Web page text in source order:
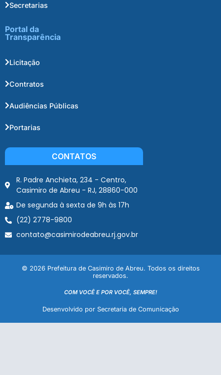
Secretarias
Portal da
Transparência
Licitação
Contratos
Audiências Públicas
Portarias
CONTATOS
R. Padre Anchieta, 234 - Centro,
Casimiro de Abreu - RJ, 28860-000
De segunda à sexta de 9h às 17h
(22) 2778-9800
contato@casimirodeabreu.rj.gov.br
© 2026 Prefeitura de Casimiro de Abreu. Todos os direitos
reservados.
COM VOCÊ E POR VOCÊ, SEMPRE!
Desenvolvido por Secretaria de Comunicação